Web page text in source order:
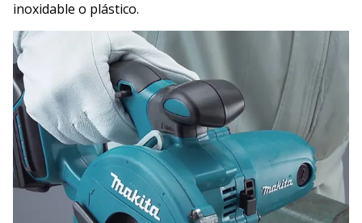
inoxidable o plástico.